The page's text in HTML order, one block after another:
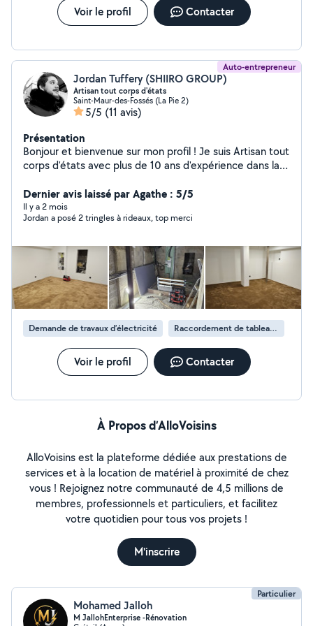
Voir le profil Contacter
Auto-entrepreneur
Jordan Tuffery (SHIIRO GROUP)
Artisan tout corps d'états
Saint-Maur-des-Fossés (La Pie 2)
5/5 (11 avis)
Présentation
Bonjour et bienvenue sur mon profil ! Je suis Artisan tout
corps d'états avec plus de 10 ans d'expérience dans la
maintenance du Bâtiment. Passionné par mon métier, je
mets mon savoir-faire à votre service pour réaliser tout
vos projets, du plus simple au plus ambitieux. Que ce
ou rénovation complète, je travail avec rigueur et
professionnalisme pour garantir un résultat à la hauteur
de vos attentes. Important : Allovoisin limite les
messages, alors n'hésitez pas à m'envoyer un SMS
directement au O6.95.58.60.33
Dernier avis laissé par Agathe : 5/5
Il y a 2 mois
Jordan a posé 2 tringles à rideaux, top merci
Demande de travaux d’électricité Raccordement de tableau électrique
Voir le profil Contacter
À Propos d’AlloVoisins
AlloVoisins est la plateforme dédiée aux prestations de
services et à la location de matériel à proximité de chez
vous ! Rejoignez notre communauté de 4,5 millions de
membres, professionnels et particuliers, et facilitez
votre quotidien pour tous vos projets !
M'inscrire
Particulier
Mohamed Jalloh
M JallohEnterprise -Rénovation